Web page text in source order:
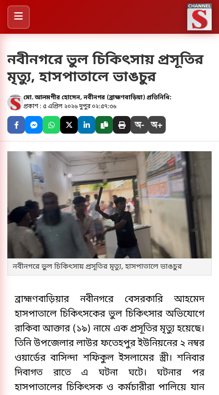
নবীনগরে ভুল চিকিৎসায় প্রসূতির
মৃত্যু, হাসপাতালে ভাঙচুর
মো. আলমগীর হোসেন, নবীনগর (ব্রাহ্মণবাড়িয়া) প্রতিনিধি:
প্রকাশ : ৫ এপ্রিল ২০২৬ দুপুর ০২:৫৭:৩৬
অ- অ+
নবীনগরে ভুল চিকিৎসায় প্রসূতির মৃত্যু, হাসপাতালে ভাঙচুর
ব্রাহ্মণবাড়িয়ার নবীনগরে বেসরকারি আহমেদ
হাসপাতালে চিকিৎসকের ভুল চিকিৎসার অভিযোগে
রাকিবা আক্তার (১৯) নামে এক প্রসূতির মৃত্যু হয়েছে।
তিনি উপজেলার লাউর ফতেহপুর ইউনিয়নের ২ নম্বর
ওয়ার্ডের বাসিন্দা শফিকুল ইসলামের স্ত্রী। শনিবার
দিবাগত রাতে এ ঘটনা ঘটে। ঘটনার পর
হাসপাতালের চিকিৎসক ও কর্মচারীরা পালিয়ে যান